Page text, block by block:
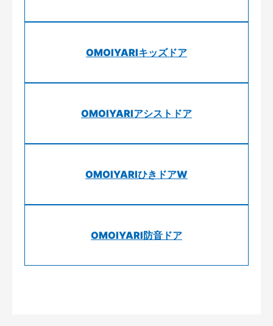
OMOIYARIキッズドア
OMOIYARIアシストドア
OMOIYARIひきドアW
OMOIYARI防音ドア